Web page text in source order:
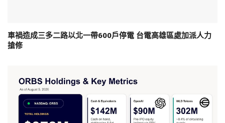
車禍造成三多二路以北一帶600戶停電 台電高雄區處加派人力
搶修